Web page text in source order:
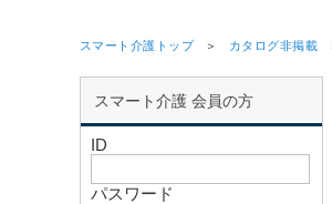
スマート介護トップ カタログ非掲載
スマート介護 会員の方
ID
パスワード